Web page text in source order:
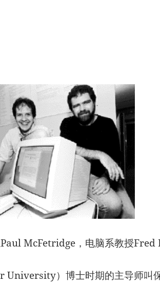
McFetridge，电脑系教授Fred
University）博士时期的主导师叫